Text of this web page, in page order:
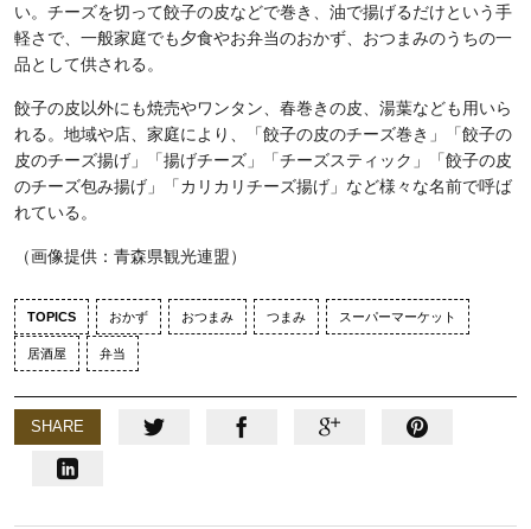
い。チーズを切って餃子の皮などで巻き、油で揚げるだけという手
軽さで、一般家庭でも夕食やお弁当のおかず、おつまみのうちの一
品として供される。
餃子の皮以外にも焼売やワンタン、春巻きの皮、湯葉なども用いら
れる。地域や店、家庭により、「餃子の皮のチーズ巻き」「餃子の
皮のチーズ揚げ」「揚げチーズ」「チーズスティック」「餃子の皮
のチーズ包み揚げ」「カリカリチーズ揚げ」など様々な名前で呼ば
れている。
（画像提供：青森県観光連盟）
TOPICS おかず おつまみ つまみ スーパーマーケット
居酒屋 弁当
SHARE